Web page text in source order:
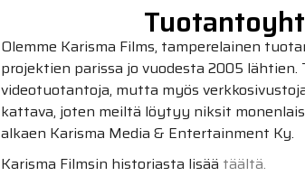
Olemme Karisma Films, tamperelainen
projektien parissa jo vuodesta 2005
videotuotantoja, mutta myös
kattava, joten meiltä löytyy niksit
alkaen Karisma Media & Entertainment Ky.
Karisma Filmsin historiasta lisää täältä.